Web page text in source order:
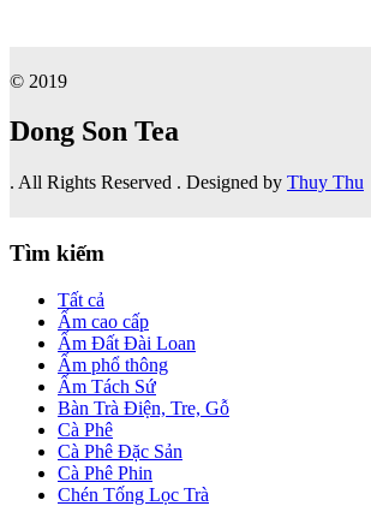
© 2019
Dong Son Tea
. All Rights Reserved . Designed by Thuy Thu
Tìm kiếm
Tất cả
Ấm cao cấp
Ấm Đất Đài Loan
Ấm phổ thông
Ấm Tách Sứ
Bàn Trà Điện, Tre, Gỗ
Cà Phê
Cà Phê Đặc Sản
Cà Phê Phin
Chén Tống Lọc Trà